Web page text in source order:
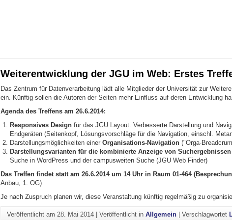
Weiterentwicklung der JGU im Web: Erstes
Das Zentrum für Datenverarbeitung lädt alle Mitglieder der Universität zur
ein. Künftig sollen die Autoren der Seiten mehr Einfluss auf deren Entwicklung
Agenda des Treffens am 26.6.2014:
Responsives Designfür das JGU Layout: Verbesserte Darstellung und
Endgeräten (Seitenkopf, Lösungsvorschläge für die Navigation, einschl.
Darstellungsmöglichkeiten einer Organisations-Navigation("Orga-
Darstellungsvarianten für die kombinierte Anzeige von Suchergebnissen
Suche in WordPress und der campusweiten Suche (JGU Web Finder)
Das Treffen findet statt am 26.6.2014 um 14 Uhr in Raum 01-464
Anbau, 1. OG)
Je nach Zuspruch planen wir, diese Veranstaltung künftig regelmäßig zu
Veröffentlicht am 28. Mai 2014 |Veröffentlicht inAllgemein |Verschlagwortet